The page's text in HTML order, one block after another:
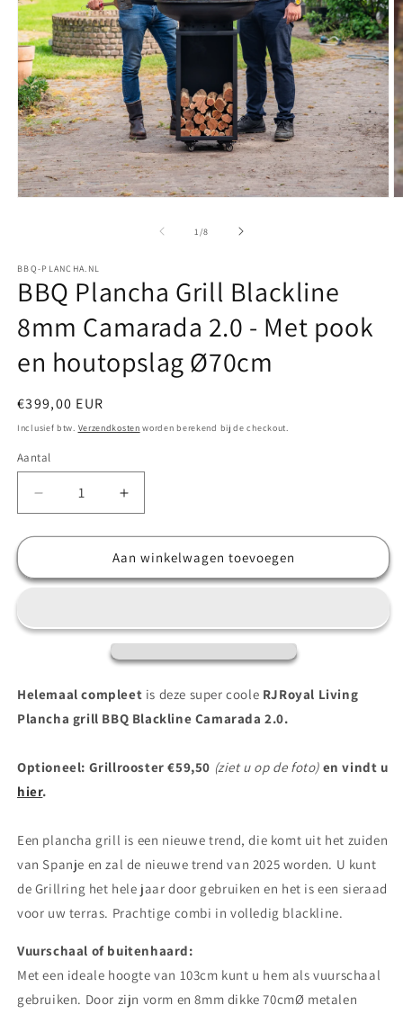
1 /van
8
BBQ-PLANCHA.NL
BBQ Plancha Grill Blackline
8mm Camarada 2.0 - Met pook
en houtopslag Ø70cm
Normale
prijs
€399,00 EUR
Inclusief btw. Verzendkosten worden berekend bij de checkout.
Aantal
Aantal
verlagen
voor
Plancha
8mm
Camarada
-
pook
houtopslag
Aantal
verhogen
voor
BBQ
Plancha
8mm
2.0
-
pook
houtopslag
Aan winkelwagen toevoegen
Helemaal compleet is deze super coole RJRoyal Living
Plancha grill BBQ Blackline Camarada 2.0.
Optioneel: Grillrooster €59,50 (ziet u op de foto) en vindt u
hier.
Een plancha grill is een nieuwe trend, die komt uit het zuiden
van Spanje en zal de nieuwe trend van 2025 worden. U kunt
de Grillring het hele jaar door gebruiken en het is een sieraad
voor uw terras. Prachtige combi in volledig blackline.
Vuurschaal of buitenhaard:
Met een ideale hoogte van 103cm kunt u hem als vuurschaal
gebruiken. Door zijn vorm en 8mm dikke 70cmØ metalen